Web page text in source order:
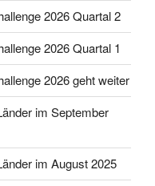
2026 Quartal 2
2026 Quartal 1
2026 geht weiter
im September
im August 2025